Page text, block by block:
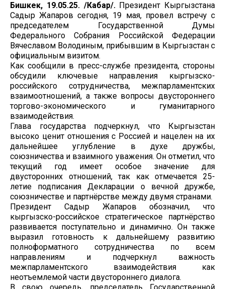
Бишкек, 19.05.25. /Кабар/. Президент Кыргызстана
Садыр Жапаров сегодня, 19 мая, провел встречу с
председателем Государственной Думы
Федерального Собрания Российской Федерации
Вячеславом Володиным, прибывшим в Кыргызстан с
официальным визитом.
Как сообщили в пресс-службе президента, стороны
обсудили ключевые направления кыргызско-
российского сотрудничества, межпарламентских
взаимоотношений, а также вопросы двустороннего
торгово-экономического и гуманитарного
взаимодействия.
Глава государства подчеркнул, что Кыргызстан
высоко ценит отношения с Россией и нацелен на их
дальнейшее углубление в духе дружбы,
союзничества и взаимного уважения. Он отметил, что
текущий год имеет особое значение для
двусторонних отношений, так как отмечается 25-
летие подписания Декларации о вечной дружбе,
союзничестве и партнёрстве между двумя странами.
Президент Садыр Жапаров обозначил, что
кыргызско-российское стратегическое партнёрство
развивается поступательно и динамично. Он также
выразил готовность к дальнейшему развитию
полноформатного сотрудничества по всем
направлениям и подчеркнул важность
межпарламентского взаимодействия как
неотъемлемой части двустороннего диалога.